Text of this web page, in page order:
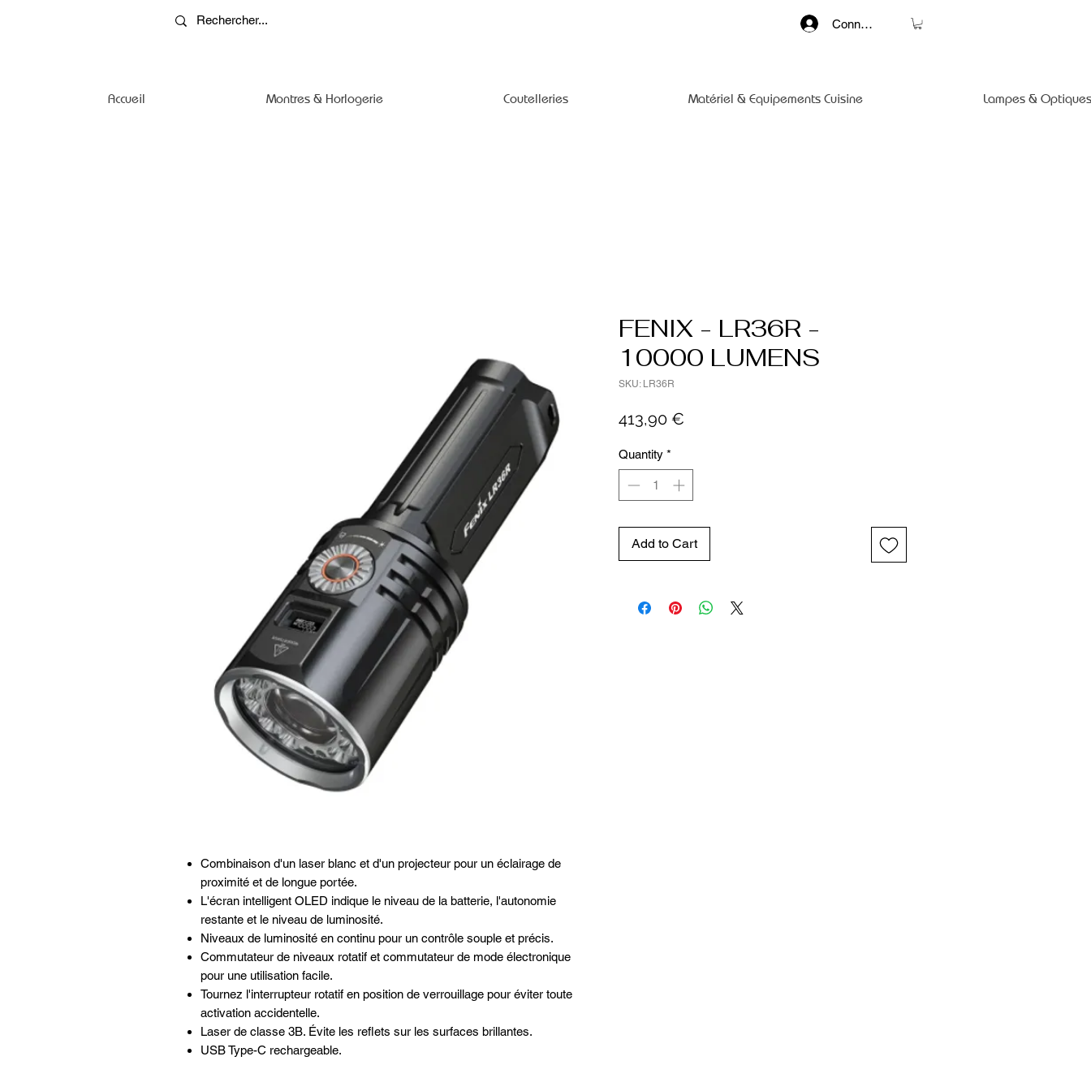
Connexion
Accueil Montres & Horlogerie Coutelleries Matériel & Equipements Cuisine Lampes &
Combinaison d'un laser blanc et d'un projecteur pour un éclairage de
proximité et de longue portée.
L'écran intelligent OLED indique le niveau de la batterie, l'autonomie
restante et le niveau de luminosité.
Niveaux de luminosité en continu pour un contrôle souple et précis.
Commutateur de niveaux rotatif et commutateur de mode électronique
pour une utilisation facile.
Tournez l'interrupteur rotatif en position de verrouillage pour éviter toute
activation accidentelle.
Laser de classe 3B. Évite les reflets sur les surfaces brillantes.
USB Type-C rechargeable.
FENIX - LR36R -
10000 LUMENS
SKU: LR36R
413,90 €
Quantity *
Add to Cart